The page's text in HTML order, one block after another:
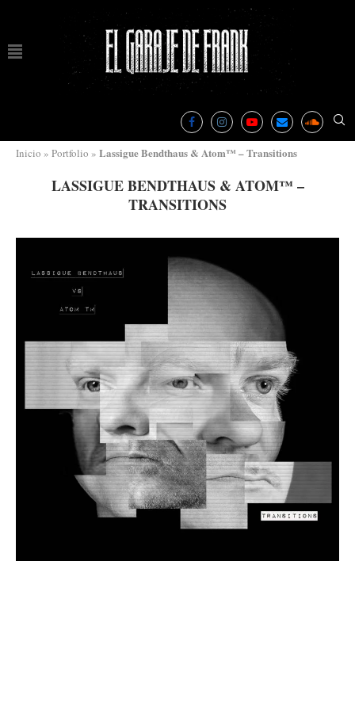
Inicio » Portfolio » Lassigue Bendthaus & Atom™ – Transitions
LASSIGUE BENDTHAUS & ATOM™ –
TRANSITIONS